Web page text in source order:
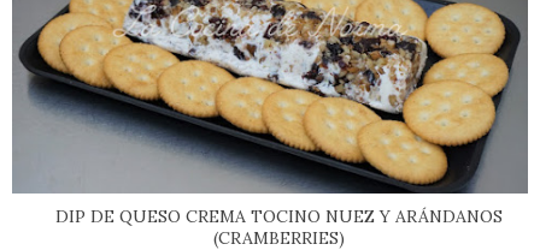
DIP DE QUESO CREMA TOCINO NUEZ Y ARÁNDANOS
(CRAMBERRIES)